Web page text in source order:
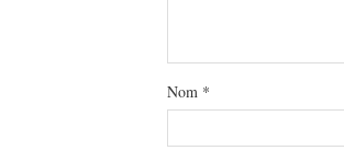
Nom *